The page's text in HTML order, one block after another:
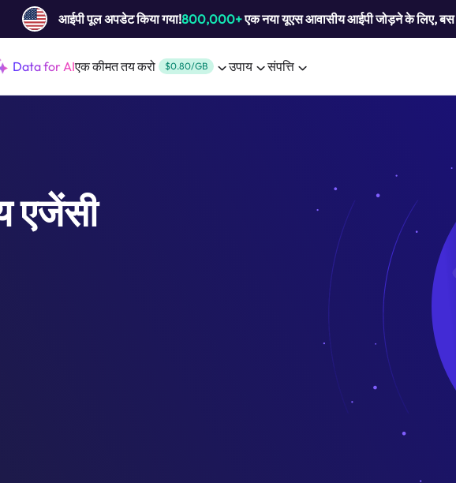
आईपी ​​पूल अपडेट किया गया!800,000+एक नया यूएस आवासीय आईपी जोड़ने के लिए, बस
Data for AIएक कीमत तय करो $0.80/GB उपाय संपत्ति
एजेंसी